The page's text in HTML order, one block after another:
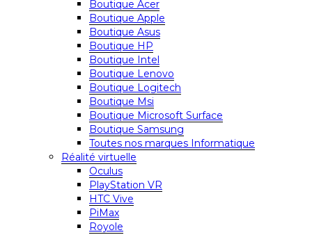
Boutique Acer
Boutique Apple
Boutique Asus
Boutique HP
Boutique Intel
Boutique Lenovo
Boutique Logitech
Boutique Msi
Boutique Microsoft Surface
Boutique Samsung
Toutes nos marques Informatique
Réalité virtuelle
Oculus
PlayStation VR
HTC Vive
PiMax
Royole